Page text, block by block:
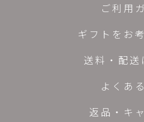
ご利用
ギフトをお
送料・配送
よくあ
返品・キ